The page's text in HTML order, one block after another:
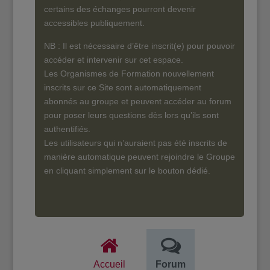
certains des échanges pourront devenir
accessibles publiquement.
NB : Il est nécessaire d’être inscrit(e) pour pouvoir
accéder et intervenir sur cet espace.
Les Organismes de Formation nouvellement
inscrits sur ce Site sont automatiquement
abonnés au groupe et peuvent accéder au forum
pour poser leurs questions dès lors qu’ils sont
authentifiés.
Les utilisateurs qui n’auraient pas été inscrits de
manière automatique peuvent rejoindre le Groupe
en cliquant simplement sur le bouton dédié.
Accueil Forum